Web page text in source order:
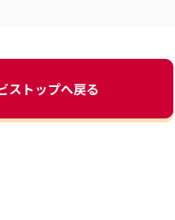
ストップへ戻る